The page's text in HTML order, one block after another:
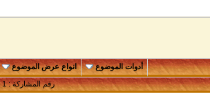
أدوات الموضوع انواع عرض الموضوع
رقم المشاركة :1